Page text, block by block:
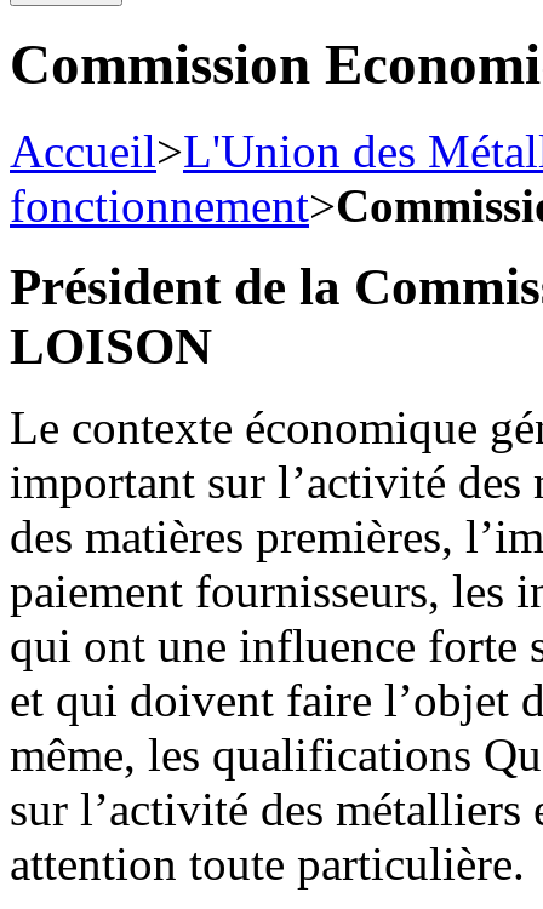
Commission
Accueil>L'Union des
fonctionnement>
Président de la
LOISON
Le contexte économique
important sur l’activité
des matières premières,
paiement fournisseurs, les
qui ont une influence forte
et qui doivent faire l’objet
même, les qualifications
sur l’activité des
attention toute particulière.